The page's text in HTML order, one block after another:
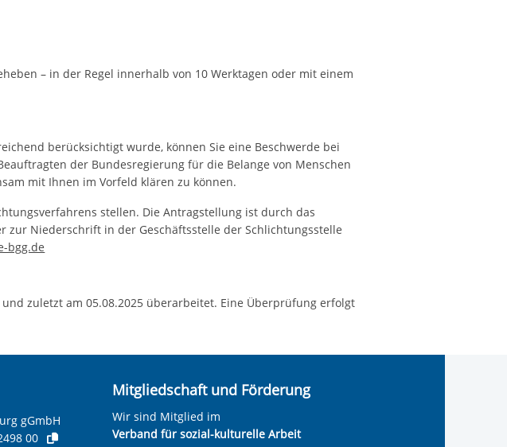
– in der Regel innerhalb von 10 Werktagen oder mit einem
berücksichtigt wurde, können Sie eine Beschwerde bei
der Bundesregierung für die Belange von Menschen
mit Ihnen im Vorfeld klären zu können.
stellen. Die Antragstellung ist durch das
zur Niederschrift in der Geschäftsstelle der Schlichtungsstelle
bgg.de
zuletzt am 05.08.2025 überarbeitet. Eine Überprüfung erfolgt
gGmbH
00
Mitgliedschaft und Förderung
Wir sind Mitglied im
Verband für sozial-kulturelle Arbeit